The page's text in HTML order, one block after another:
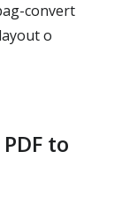
convert
o
to